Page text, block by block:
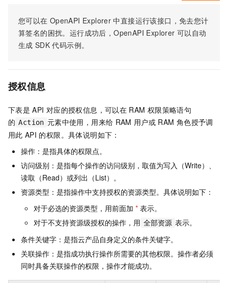
您可以在 OpenAPI Explorer 中直接运行该接口，免去您计
算签名的困扰。运行成功后，OpenAPI Explorer 可以自动
生成 SDK 代码示例。
授权信息
下表是 API 对应的授权信息，可以在 RAM 权限策略语句
的 Action 元素中使用，用来给 RAM 用户或 RAM 角色授予调
用此 API 的权限。具体说明如下：
操作：是指具体的权限点。
访问级别：是指每个操作的访问级别，取值为写入（Write）、
读取（Read）或列出（List）。
资源类型：是指操作中支持授权的资源类型。具体说明如下：
对于必选的资源类型，用前面加 * 表示。
对于不支持资源级授权的操作，用 全部资源 表示。
条件关键字：是指云产品自身定义的条件关键字。
关联操作：是指成功执行操作所需要的其他权限。操作者必须
同时具备关联操作的权限，操作才能成功。